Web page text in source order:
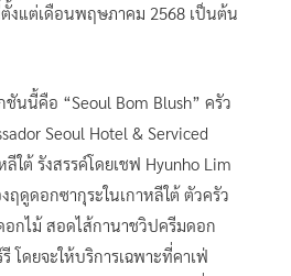
งแต่เดือนพฤษภาคม 2568 เป็นต้น
นนี้คือ “Seoul Bom Blush” ครัว
Seoul Hotel & Serviced
ลีใต้ รังสรรค์โดยเชฟ Hyunho Lim
ฤดูดอกซากุระในเกาหลีใต้ ตัวครัว
กไม้ สอดไส้กานาชวิปครีมดอก
โดยจะให้บริการเฉพาะที่คาเฟ่